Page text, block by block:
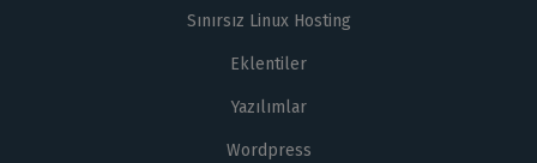
Sınırsız Linux Hosting
Eklentiler
Yazılımlar
Wordpress